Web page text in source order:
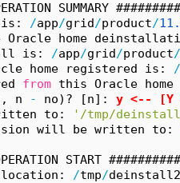
SUMMARY
is: /app/grid/product/11.
Oracle home
is: /app/grid/product/
home registered is: /
from this Oracle home
n - no)? [n]: y <-- [Y
to:
'/tmp/
will be written to:
START
/tmp/